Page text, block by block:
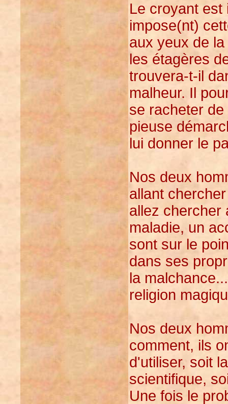
Le croyant est
impose(nt)
aux yeux de
les étagères
trouvera-t-il
malheur. Il
se racheter
pieuse
lui donner le
Nos deux
allant
allez chercher
maladie, un
sont sur le
dans ses
la
religion
Nos deux
comment, ils
d'utiliser, soit
scientifique,
Une fois le